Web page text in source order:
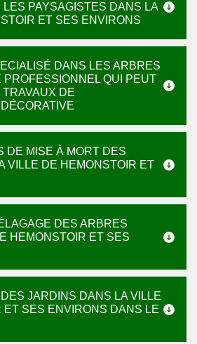
PAYSAGISTES DANS LA
ET SES ENVIRONS
DANS LES ARBRES
PROFESSIONNEL QUI PEUT
DE
DE MISE À MORT DES
VILLE DE HEMONSTOIR ET
DES ARBRES
HEMONSTOIR ET SES
JARDINS DANS LA VILLE
ET SES ENVIRONS DANS LE